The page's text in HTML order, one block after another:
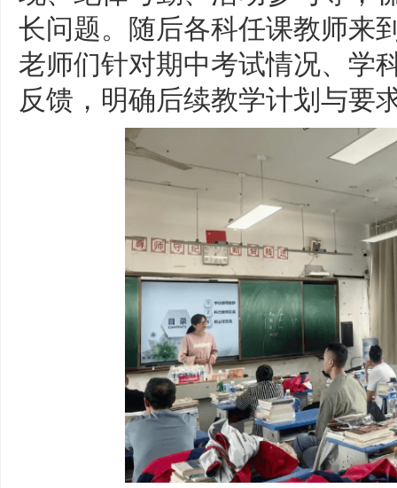
长问题。随后各科任课教师来
老师们针对期中考试情况、学
反馈，明确后续教学计划与要